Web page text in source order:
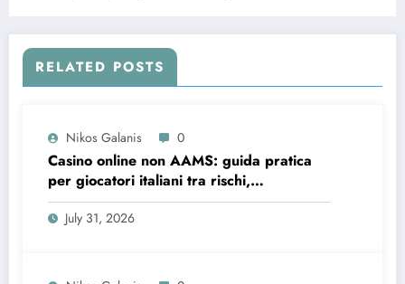
RELATED POSTS
Nikos Galanis 0
Casino online non AAMS: guida pratica
per giocatori italiani tra rischi,
opportunità e verifiche
July 31, 2026